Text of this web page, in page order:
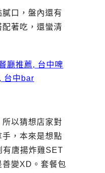
口，盤內還有
著吃，還蠻清
所以猜想店家對
，本來是想點
有唐揚炸雞SET
變XD。套餐包